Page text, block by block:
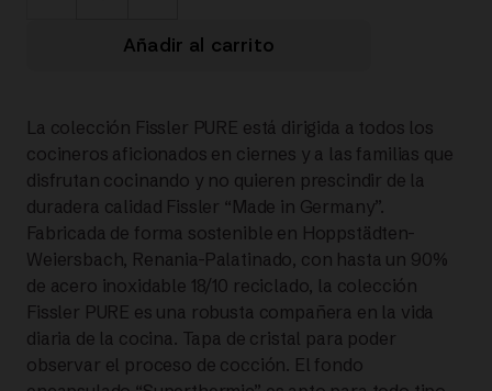
000/0
Pure
Profi®
CACEROLA
24
Añadir al carrito
La colección Fissler PURE está dirigida a todos los
cocineros aficionados en ciernes y a las familias que
disfrutan cocinando y no quieren prescindir de la
duradera calidad Fissler “Made in Germany”.
Fabricada de forma sostenible en Hoppstädten-
Weiersbach, Renania-Palatinado, con hasta un 90%
de acero inoxidable 18/10 reciclado, la colección
Fissler PURE es una robusta compañera en la vida
diaria de la cocina. Tapa de cristal para poder
observar el proceso de cocción. El fondo